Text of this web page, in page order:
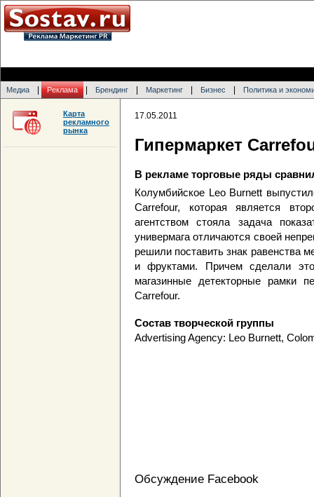
Медиа Реклама Брендинг Маркетинг Бизнес Политика и
17.05.2011
Гипермаркет
В рекламе торговые ряды
Колумбийское Leo Burnett
Carrefour, которая является
агентством стояла задача
универмага отличаются своей
решили поставить знак равенства
и фруктами. Причем сделали
магазинные детекторные рамки
Carrefour.
Состав творческой группы
Advertising Agency: Leo Burnett,
Обсуждение Facebook
Карта
рекламного
рынка